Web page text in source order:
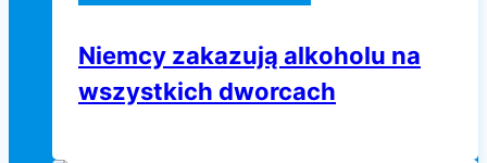
Niemcy zakazują alkoholu na
wszystkich dworcach